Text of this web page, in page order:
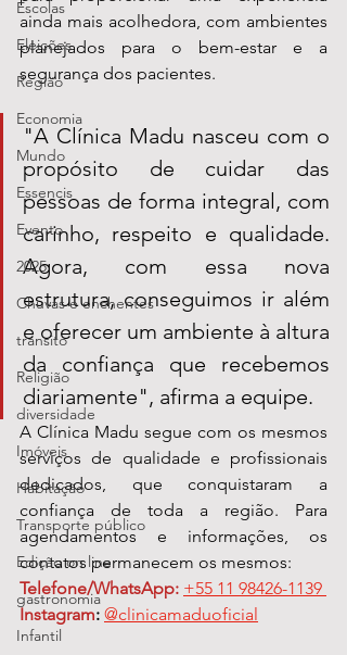
Escolas
Eleições
Região
Economia
Mundo
Essencis
Evento
2025
Chuvas e enchentes
transito
Religião
diversidade
Imóveis
Habitação
Transporte público
Edição on line
gastronomia
Infantil
ainda mais acolhedora, com ambientes
planejados para o bem-estar e a
segurança dos pacientes.
"A Clínica Madu nasceu com o
propósito de cuidar das
pessoas de forma integral, com
carinho, respeito e qualidade.
Agora, com essa nova
estrutura, conseguimos ir além
e oferecer um ambiente à altura
da confiança que recebemos
diariamente", afirma a equipe.
A Clínica Madu segue com os mesmos
serviços de qualidade e profissionais
dedicados, que conquistaram a
confiança de toda a região. Para
agendamentos e informações, os
contatos permanecem os mesmos:
Telefone/WhatsApp: +55 11 98426-1139
Instagram: @clinicamaduoficial